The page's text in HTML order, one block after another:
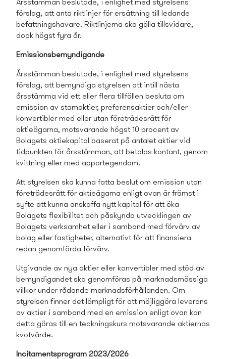
Årsstämman beslutade, i enlighet med styrelsens
förslag, att anta riktlinjer för ersättning till ledande
befattningshavare. Riktlinjerna ska gälla tillsvidare,
dock högst fyra år.
Emissionsbemyndigande
Årsstämman beslutade, i enlighet med styrelsens
förslag, att bemyndiga styrelsen att intill nästa
årsstämma vid ett eller flera tillfällen besluta om
emission av stamaktier, preferensaktier och/eller
konvertibler med eller utan företrädesrätt för
aktieägarna, motsvarande högst 10 procent av
Bolagets aktiekapital baserat på antalet aktier vid
tidpunkten för årsstämman, att betalas kontant, genom
kvittning eller med apportegendom.
Att styrelsen ska kunna fatta beslut om emission utan
företrädesrätt för aktieägarna enligt ovan är främst i
syfte att kunna anskaffa nytt kapital för att öka
Bolagets flexibilitet och påskynda utvecklingen av
Bolagets verksamhet eller i samband med förvärv av
bolag eller fastigheter, alternativt för att finansiera
redan genomförda förvärv.
Utgivande av nya aktier eller konvertibler med stöd av
bemyndigandet ska genomföras på marknadsmässiga
villkor under rådande marknadsförhållanden. Om
styrelsen finner det lämpligt för att möjliggöra leverans
av aktier i samband med en emission enligt ovan kan
detta göras till en teckningskurs motsvarande aktiernas
kvotvärde.
Incitaments­program 2023/2026